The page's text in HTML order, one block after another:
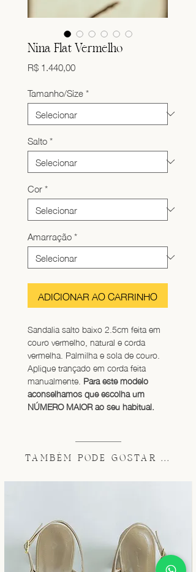
Nina Flat Vermelho
R$ 1.440,00Preço
Tamanho/Size*
Salto*
Cor*
Amarração*
ADICIONAR AO CARRINHO
Sandalia salto baixo 2.5cm feita em
couro vermelho, natural e corda
vermelha. Palmilha e sola de couro.
Aplique trançado em corda feita
manualmente. Para este modelo
aconselhamos que escolha um
NÚMERO MAIOR ao seu habitual.
TAMBÉM PODE GOSTAR ...